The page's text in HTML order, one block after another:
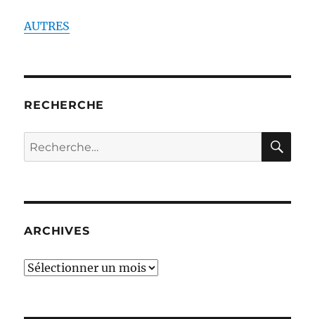
AUTRES
RECHERCHE
Recherche
pour :
ARCHIVES
ARCHIVES